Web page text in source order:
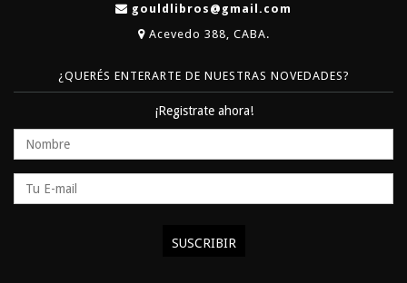
gouldlibros@gmail.com
Acevedo 388, CABA.
¿QUERÉS ENTERARTE DE NUESTRAS NOVEDADES?
¡Registrate ahora!